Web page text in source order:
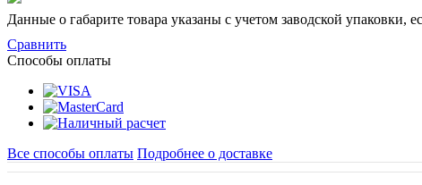
Данные о габарите товара указаны с учетом заводской упаковки,
Сравнить
Способы оплаты
Все способы оплаты Подробнее о доставке